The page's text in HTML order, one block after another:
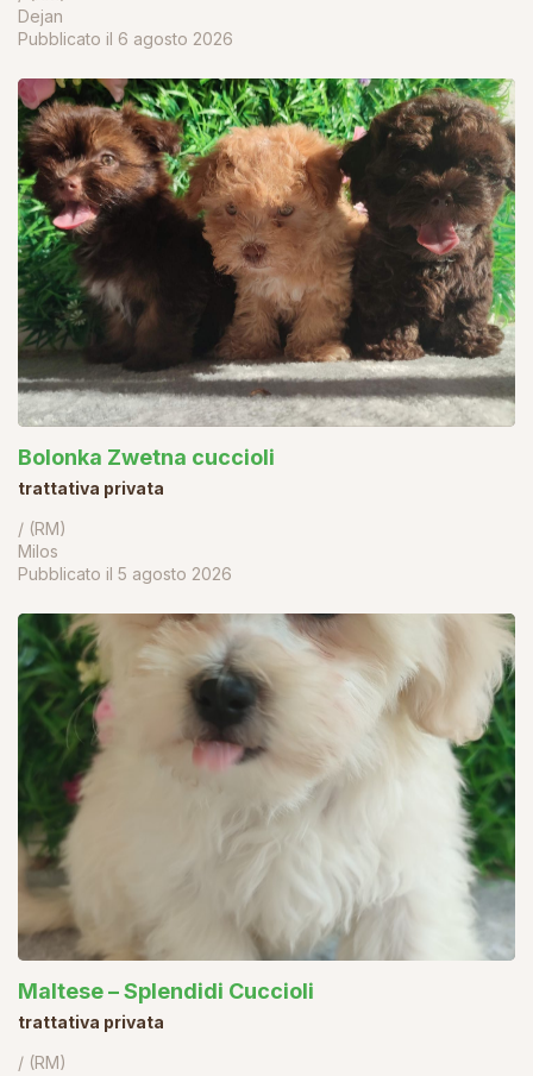
Dejan
Pubblicato il 6 agosto 2026
Bolonka Zwetna cuccioli
trattativa privata
/ (RM)
Milos
Pubblicato il 5 agosto 2026
Maltese – Splendidi Cuccioli
trattativa privata
/ (RM)